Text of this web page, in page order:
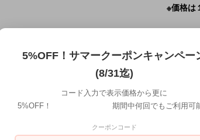
※価格は
【この
・このア
・クリ
・また、
配送は
5%OFF！サマークーポンキャンペー
(8/31迄)
コード入力で表示価格から更に
5%OFF！ 期間中何回でもご利用可能
クーポンコード